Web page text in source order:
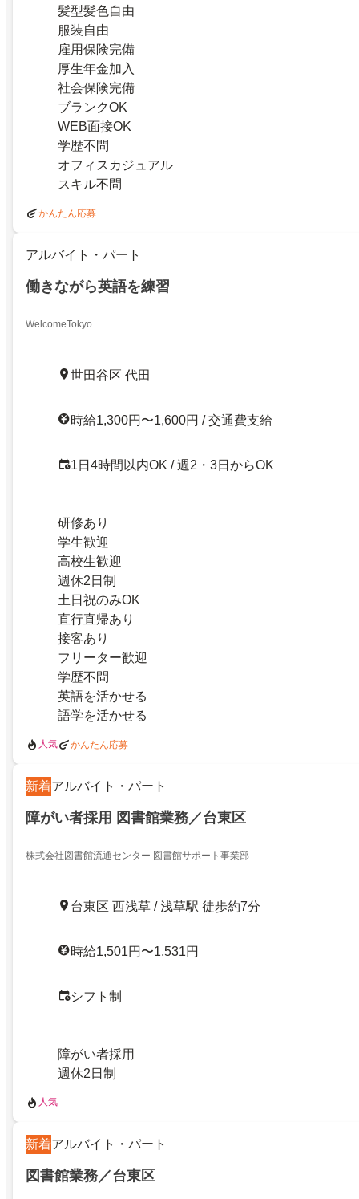
髪型髪色自由
服装自由
雇用保険完備
厚生年金加入
社会保険完備
ブランクOK
WEB面接OK
学歴不問
オフィスカジュアル
スキル不問
かんたん応募
アルバイト・パート
働きながら英語を練習
WelcomeTokyo
世田谷区 代田
時給1,300円〜1,600円 / 交通費支給
1日4時間以内OK / 週2・3日からOK
研修あり
学生歓迎
高校生歓迎
週休2日制
土日祝のみOK
直行直帰あり
接客あり
フリーター歓迎
学歴不問
英語を活かせる
語学を活かせる
人気 かんたん応募
新着アルバイト・パート
障がい者採用 図書館業務／台東区
株式会社図書館流通センター 図書館サポート事業部
台東区 西浅草 / 浅草駅 徒歩約7分
時給1,501円〜1,531円
シフト制
障がい者採用
週休2日制
人気
新着アルバイト・パート
図書館業務／台東区